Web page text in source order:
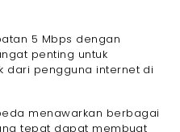
5 Mbps dengan
penting untuk
dari pengguna internet di
menawarkan berbagai
tepat dapat membuat